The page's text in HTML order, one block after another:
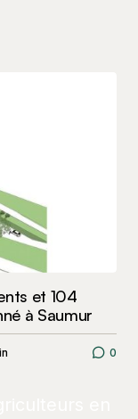
et 104
à Saumur
0